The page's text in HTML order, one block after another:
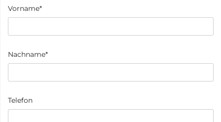
Vorname*
Nachname*
Telefon